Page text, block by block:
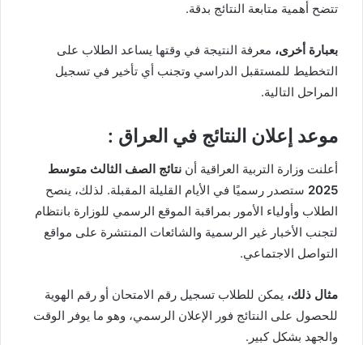
تتضح أهمية متابعة النتائج بدقة.
بعبارة أخرى، معرفة النتيجة في وقتها يساعد الطلاب على
التخطيط للمستقبل الدراسي وتجنب أي تأخير في تسجيل
المراحل التالية.
موعد إعلان النتائج في العراق :
أعلنت وزارة التربية العراقية أن نتائج الصف الثالث متوسط
2025 ستصدر رسميًا في الأيام القليلة المقبلة. لذلك، ينصح
الطلاب وأولياء الأمور بمراقبة الموقع الرسمي للوزارة بانتظام
لتجنب الأخبار غير الرسمية والشائعات المنتشرة على مواقع
التواصل الاجتماعي.
مثال ذلك، يمكن للطلاب تسجيل رقم الامتحان أو رقم الهوية
للحصول على النتائج فور الإعلان الرسمي، وهو ما يوفر الوقت
والجهد بشكل كبير.